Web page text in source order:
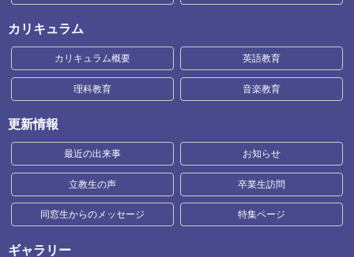
カリキュラム
カリキュラム概要 英語教育
理科教育 音楽教育
更新情報
最近の出来事 お知らせ
立教生の声 卒業生訪問
同窓生からのメッセージ 特集ページ
ギャラリー